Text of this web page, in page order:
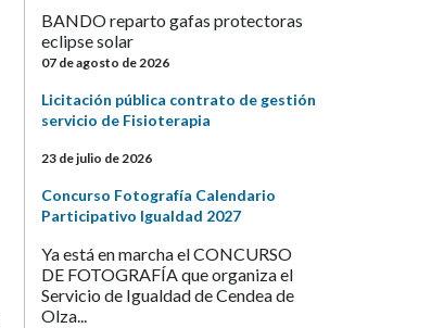
BANDO reparto gafas protectoras
eclipse solar
07 de agosto de 2026
Licitación pública contrato de gestión
servicio de Fisioterapia
23 de julio de 2026
Concurso Fotografía Calendario
Participativo Igualdad 2027
Ya está en marcha el CONCURSO
DE FOTOGRAFÍA que organiza el
Servicio de Igualdad de Cendea de
Olza...